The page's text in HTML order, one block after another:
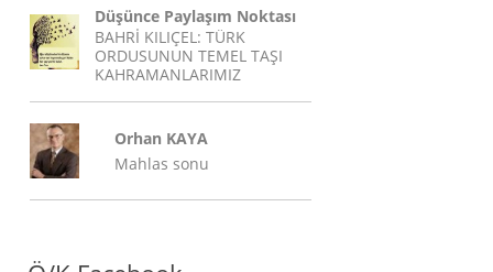
Düşünce Paylaşım Noktası
BAHRİ KILIÇEL: TÜRK
ORDUSUNUN TEMEL TAŞI
KAHRAMANLARIMIZ
Orhan KAYA
Mahlas sonu